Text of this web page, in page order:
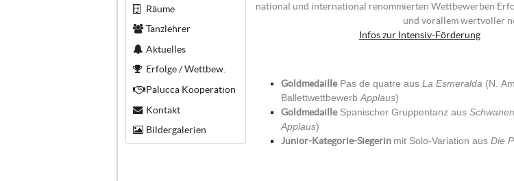
Räume
Tanzlehrer
Aktuelles
Erfolge / Wettbew.
Palucca Kooperation
Kontakt
Bildergalerien
national und international renommierten Wettbewerben
und vorallem wertvoller
Infos zur Intensiv-Förderung
GoldmedaillePas de quatre aus La Esmeralda (N.
BallettwettbewerbApplaus)
GoldmedailleSpanischer Gruppentanz aus
Applaus)
Junior-Kategorie-Siegerin mit Solo-Variation aus Die